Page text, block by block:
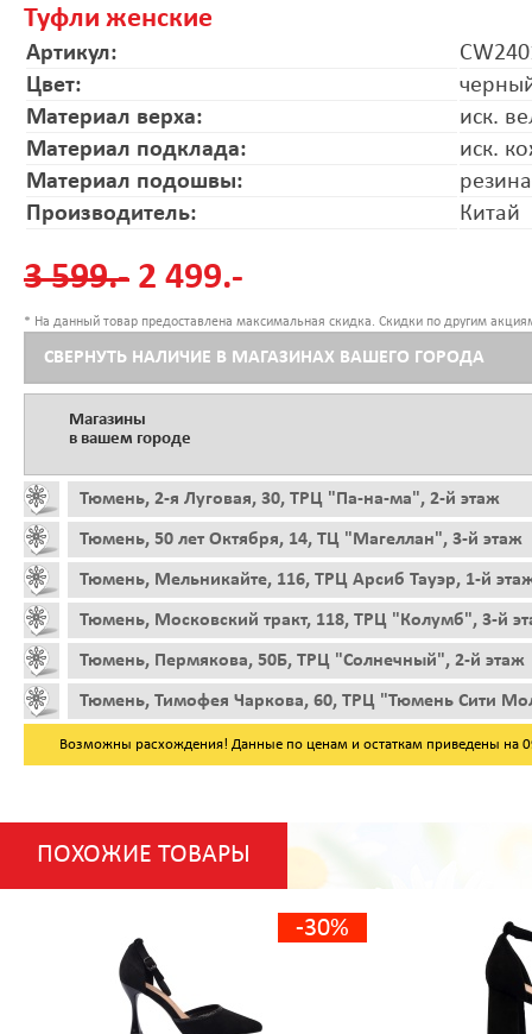
Туфли женские
Артикул:
Цвет:
Материал верха:
иск.
Материал подклада:
иск.
Материал подошвы:
резина
Производитель:
Китай
3 599.- 2 499.-
* На данный товар предоставлена максимальная скидка. Скидки по другим
СВЕРНУТЬ НАЛИЧИЕ В МАГАЗИНАХ ВАШЕГО ГОРОДА
Магазины
в вашем городе
Тюмень, 2-я Луговая, 30, ТРЦ "Па-на-ма", 2-й этаж
Тюмень, 50 лет Октября, 14, ТЦ "Магеллан", 3-й этаж
Тюмень, Мельникайте, 116, ТРЦ Арсиб Тауэр, 1-й
Тюмень, Московский тракт, 118, ТРЦ "Колумб", 3-й
Тюмень, Пермякова, 50Б, ТРЦ "Солнечный", 2-й этаж
Тюмень, Тимофея Чаркова, 60, ТРЦ "Тюмень Сити
Возможны расхождения! Данные по ценам и остаткам приведены на
ПОХОЖИЕ ТОВАРЫ
-30%